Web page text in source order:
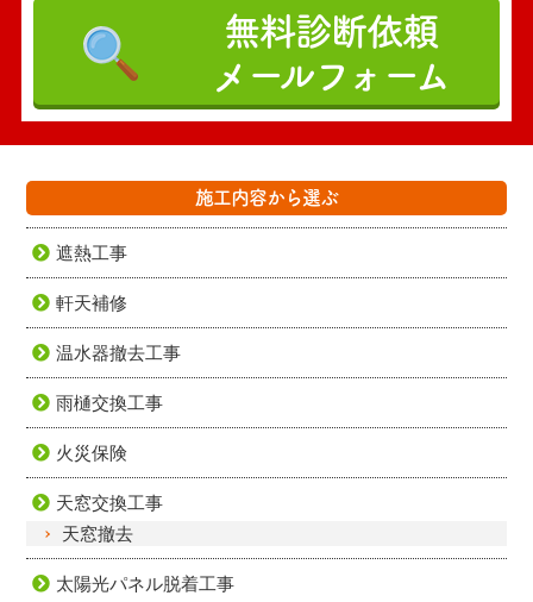
無料診断依頼
メールフォーム
施工内容から選ぶ
遮熱工事
軒天補修
温水器撤去工事
雨樋交換工事
火災保険
天窓交換工事
天窓撤去
太陽光パネル脱着工事